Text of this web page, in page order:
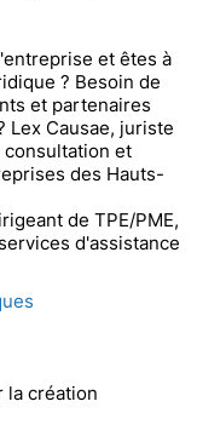
et êtes à
? Besoin de
et partenaires
Lex Causae, juriste
et
des Hauts-
de TPE/PME,
d'assistance